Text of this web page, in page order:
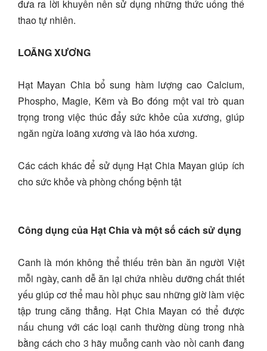
đưa ra lời khuyên nên sử dụng những thức uống thể
thao tự nhiên.
LOÃNG XƯƠNG
Hạt Mayan Chia bổ sung hàm lượng cao Calcium,
Phospho, Magie, Kẽm và Bo đóng một vai trò quan
trọng trong việc thúc đẩy sức khỏe của xương, giúp
ngăn ngừa loãng xương và lão hóa xương.
Các cách khác để sử dụng Hạt Chia Mayan giúp ích
cho sức khỏe và phòng chống bệnh tật
Công dụng của Hạt Chia và một số cách sử dụng
Canh là món không thể thiếu trên bàn ăn người Việt
mỗi ngày, canh dễ ăn lại chứa nhiều dưỡng chất thiết
yếu giúp cơ thể mau hồi phục sau những giờ làm việc
tập trung căng thẳng. Hạt Chia Mayan có thể được
nấu chung với các loại canh thường dùng trong nhà
bằng cách cho 3 hãy muỗng canh vào nồi canh đang